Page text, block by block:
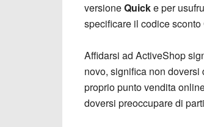
versioneQuicke per
specificare il codice sconto
Affidarsi ad ActiveShop
novo, significa non
proprio punto vendita
doversi preoccupare di